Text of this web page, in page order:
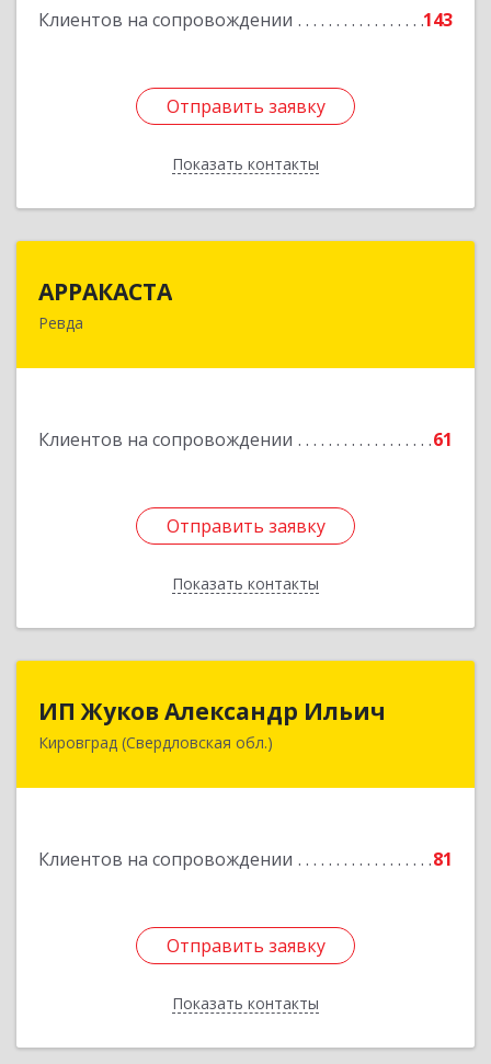
Клиентов на сопровождении 143
Отправить заявку
Показать контакты
Отправить заявку
Назад
АРРАКАСТА
Ревда
Клиентов на сопровождении 61
Отправить заявку
Показать контакты
623286, Свердловская обл, Ревда г, Азина ул,
Отправить заявку
Назад
ИП Жуков Александр Ильич
Кировград (Свердловская обл.)
Клиентов на сопровождении 81
Отправить заявку
Показать контакты
624140, Свердловская обл, Кировград г,
Отправить заявку
Назад